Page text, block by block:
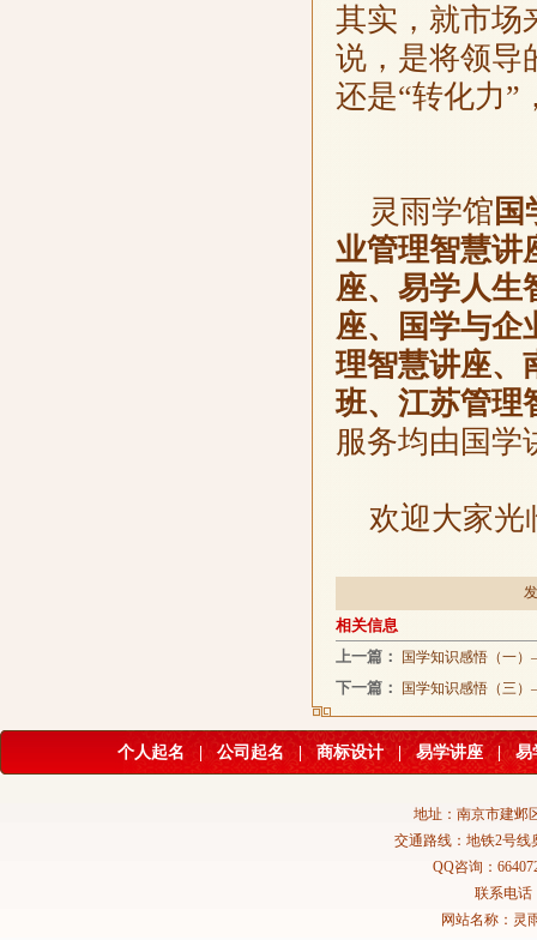
其实，就市场
说，是将领导
还是“转化力”
灵雨学馆 国
业管理智慧讲
座、易学人生
座、国学与企
理智慧讲座、
班、江苏管理
服务均由国学
欢迎大家光
相关信息
上一篇：
国学知识感悟（一
下一篇： 国学知识感悟（三
个人起名 公司起名 | 商标设计 | 易学讲座 | 易
地址：南京市建邺
交通路线：地铁2号线
QQ咨询：
联系电话
网站名称：灵